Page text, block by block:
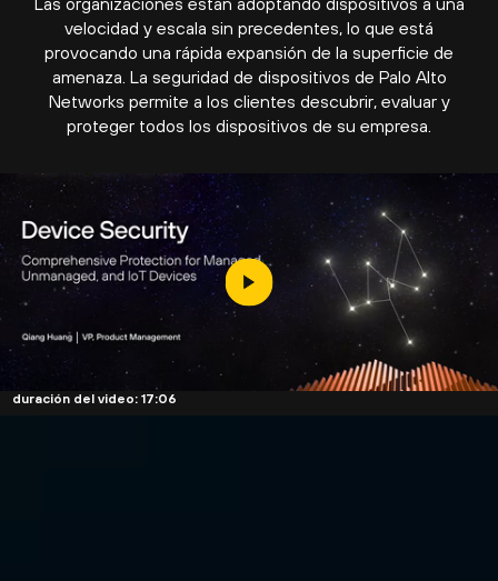
velocidad y escala sin precedentes, lo que está
provocando una rápida expansión de la superficie de
amenaza. La seguridad de dispositivos de Palo Alto
Networks permite a los clientes descubrir, evaluar y
proteger todos los dispositivos de su empresa.
duración del video: 17:06